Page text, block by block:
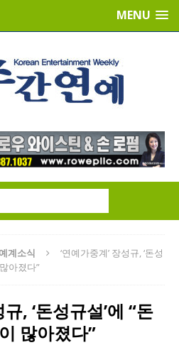
MENU
계소식
‘연예가중계’ 장성규, ‘돈성
아졌다”
, ‘돈성규설’에 “돈
많아졌다”